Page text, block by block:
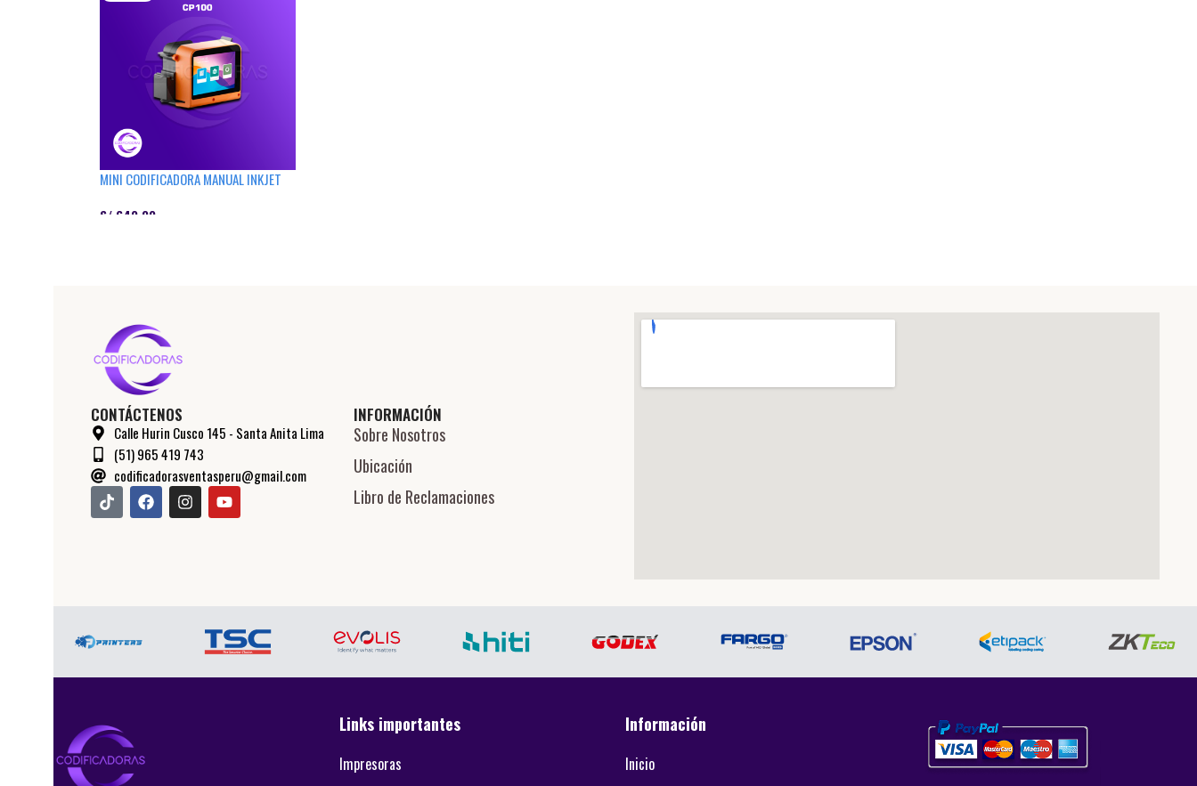
MINI CODIFICADORA MANUAL INKJET
S/ 640.00
CONTÁCTENOS
Calle Hurin Cusco 145 - Santa Anita Lima
(51) 965 419 743
codificadorasventasperu@gmail.com
INFORMACIÓN
Sobre Nosotros
Ubicación
Libro de Reclamaciones
Links importantes
Impresoras
Información
Inicio